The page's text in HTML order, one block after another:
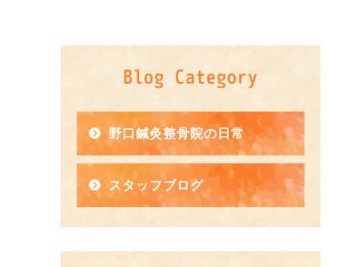
Blog Category
野口鍼灸整骨院の日常
スタッフブログ